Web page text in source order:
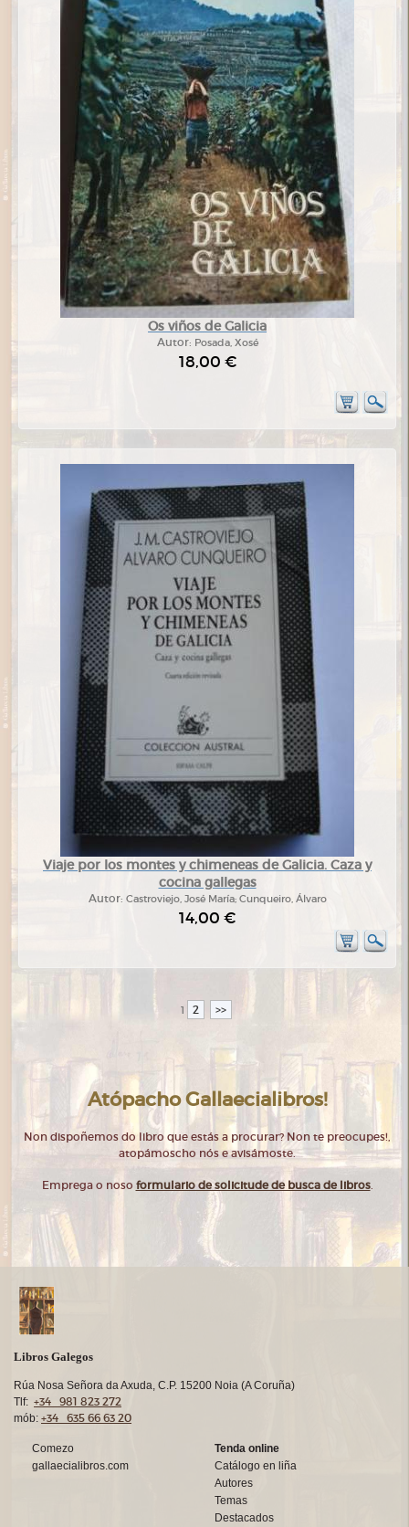
Os viños de Galicia
Autor: Posada, Xosé
18,00 €
Viaje por los montes y chimeneas de Galicia. Caza y
cocina gallegas
Autor: Castroviejo, José María; Cunqueiro, Álvaro
14,00 €
1 2 >>
Atópacho Gallaecialibros!
Non dispoñemos do libro que estás a procurar? Non te preocupes!,
atopámoscho nós e avisámoste.
Emprega o noso formulario de solicitude de busca de libros.
Libros Galegos
Rúa Nosa Señora da Axuda, C.P. 15200 Noia (A Coruña)
Tlf: +34 981 823 272
mób: +34 635 66 63 20
Comezo
gallaecialibros.com
Tenda online
Catálogo en liña
Autores
Temas
Destacados